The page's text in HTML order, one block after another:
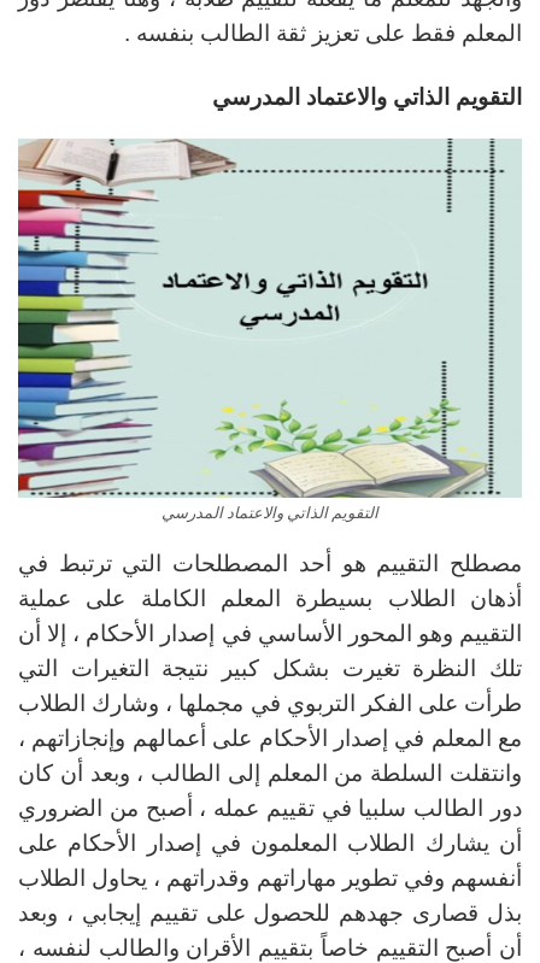
المعلم فقط على تعزيز ثقة الطالب بنفسه .
التقويم الذاتي والاعتماد المدرسي
التقويم الذاتي والاعتماد المدرسي
مصطلح التقييم هو أحد المصطلحات التي ترتبط في
أذهان الطلاب بسيطرة المعلم الكاملة على عملية
التقييم وهو المحور الأساسي في إصدار الأحكام ، إلا أن
تلك النظرة تغيرت بشكل كبير نتيجة التغيرات التي
طرأت على الفكر التربوي في مجملها ، وشارك الطلاب
مع المعلم في إصدار الأحكام على أعمالهم وإنجازاتهم ،
وانتقلت السلطة من المعلم إلى الطالب ، وبعد أن كان
دور الطالب سلبيا في تقييم عمله ، أصبح من الضروري
أن يشارك الطلاب المعلمون في إصدار الأحكام على
أنفسهم وفي تطوير مهاراتهم وقدراتهم ، يحاول الطلاب
بذل قصارى جهدهم للحصول على تقييم إيجابي ، وبعد
أن أصبح التقييم خاصاً بتقييم الأقران والطالب لنفسه ،